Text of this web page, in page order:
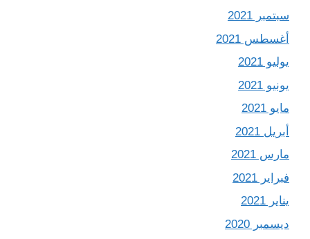
سبتمبر 2021
أغسطس 2021
يوليو 2021
يونيو 2021
مايو 2021
أبريل 2021
مارس 2021
فبراير 2021
يناير 2021
ديسمبر 2020